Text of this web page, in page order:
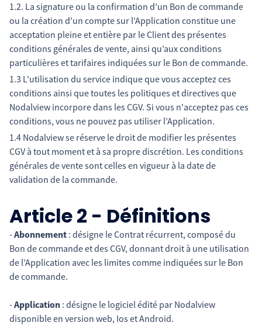
1.2. La signature ou la confirmation d’un Bon de commande
ou la création d'un compte sur l’Application constitue une
acceptation pleine et entière par le Client des présentes
conditions générales de vente, ainsi qu’aux conditions
particulières et tarifaires indiquées sur le Bon de commande.
1.3 L'utilisation du service indique que vous acceptez ces
conditions ainsi que toutes les politiques et directives que
Nodalview incorpore dans les CGV. Si vous n'acceptez pas ces
conditions, vous ne pouvez pas utiliser l’Application.
1.4 Nodalview se réserve le droit de modifier les présentes
CGV à tout moment et à sa propre discrétion. Les conditions
générales de vente sont celles en vigueur à la date de
validation de la commande.
Article 2 - Définitions
-Abonnement : désigne le Contrat récurrent, composé du
Bon de commande et des CGV, donnant droit à une utilisation
de l’Application avec les limites comme indiquées sur le Bon
de commande.
-Application : désigne le logiciel édité par Nodalview
disponible en version web, Ios et Android.